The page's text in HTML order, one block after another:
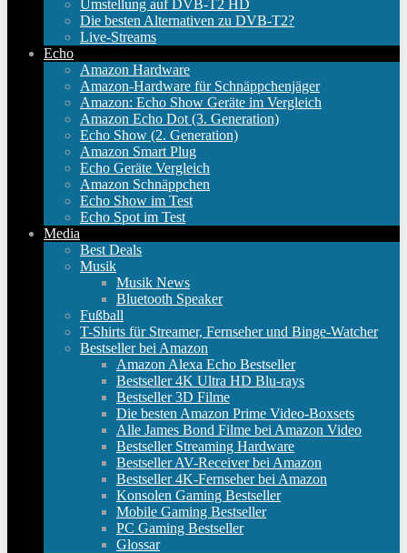
Umstellung auf DVB-T2 HD
Die besten Alternativen zu DVB-T2?
Live-Streams
Echo
Amazon Hardware
Amazon-Hardware für Schnäppchenjäger
Amazon: Echo Show Geräte im Vergleich
Amazon Echo Dot (3. Generation)
Echo Show (2. Generation)
Amazon Smart Plug
Echo Geräte Vergleich
Amazon Schnäppchen
Echo Show im Test
Echo Spot im Test
Media
Best Deals
Musik
Musik News
Bluetooth Speaker
Fußball
T-Shirts für Streamer, Fernseher und Binge-Watcher
Bestseller bei Amazon
Amazon Alexa Echo Bestseller
Bestseller 4K Ultra HD Blu-rays
Bestseller 3D Filme
Die besten Amazon Prime Video-Boxsets
Alle James Bond Filme bei Amazon Video
Bestseller Streaming Hardware
Bestseller AV-Receiver bei Amazon
Bestseller 4K-Fernseher bei Amazon
Konsolen Gaming Bestseller
Mobile Gaming Bestseller
PC Gaming Bestseller
Glossar